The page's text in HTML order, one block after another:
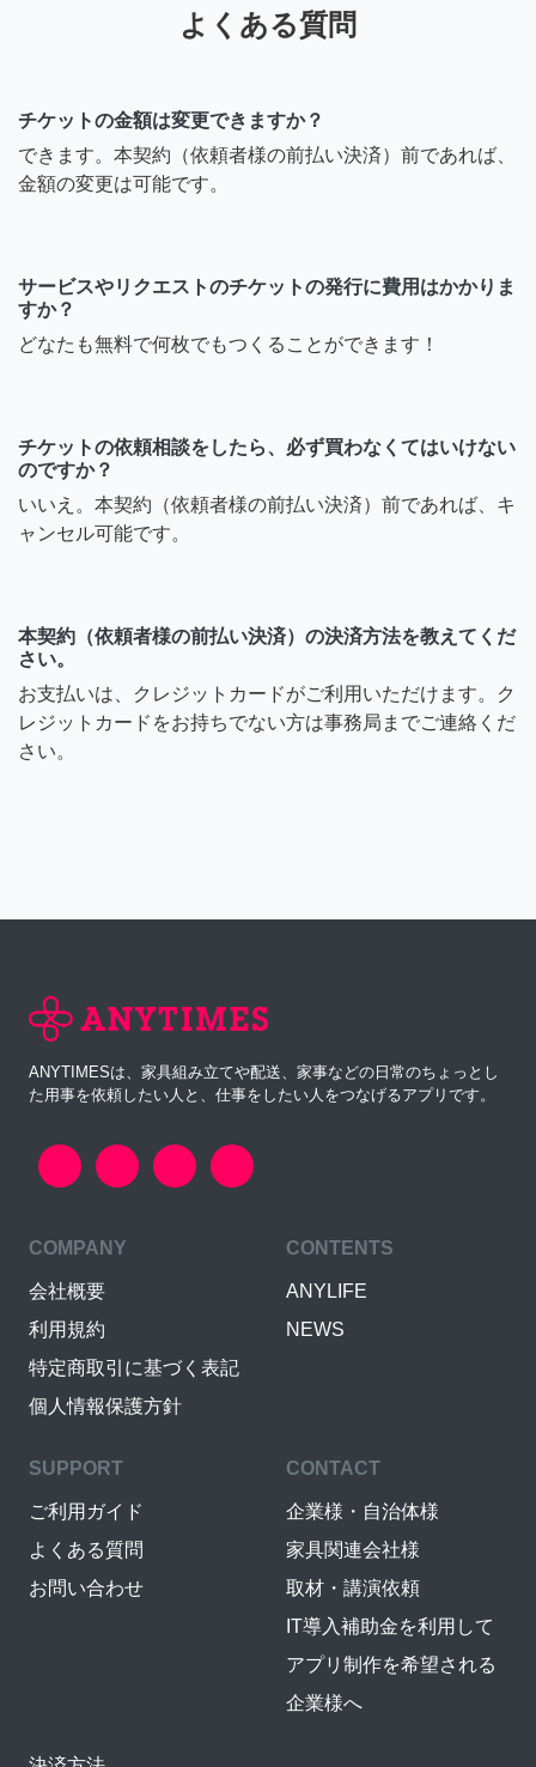
よくある質問
チケットの金額は変更できますか？
できます。本契約（依頼者様の前払い決済）前であれば、
金額の変更は可能です。
サービスやリクエストのチケットの発行に費用はかかりま
すか？
どなたも無料で何枚でもつくることができます！
チケットの依頼相談をしたら、必ず買わなくてはいけない
のですか？
いいえ。本契約（依頼者様の前払い決済）前であれば、キ
ャンセル可能です。
本契約（依頼者様の前払い決済）の決済方法を教えてくだ
さい。
お支払いは、クレジットカードがご利用いただけます。ク
レジットカードをお持ちでない方は事務局までご連絡くだ
さい。
ANYTIMESは、家具組み立てや配送、家事などの日常のちょっとし
た用事を依頼したい人と、仕事をしたい人をつなげるアプリです。
COMPANY
会社概要
利用規約
特定商取引に基づく表記
個人情報保護方針
CONTENTS
ANYLIFE
NEWS
SUPPORT
ご利用ガイド
よくある質問
お問い合わせ
CONTACT
企業様・自治体様
家具関連会社様
取材・講演依頼
IT導入補助金を利用して
アプリ制作を希望される
企業様へ